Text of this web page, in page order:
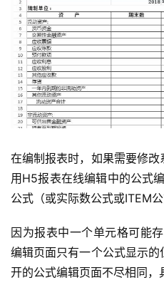
首
页
d
e
X
分
快
讯
Sign in
在编制报表时，如果需要修
用H5报表在线编辑中的公式
公式（或实际数公式或ITEM公
因为报表中一个单元格可能
编辑页面只有一个公式显示
开的公式编辑页面不尽相同，